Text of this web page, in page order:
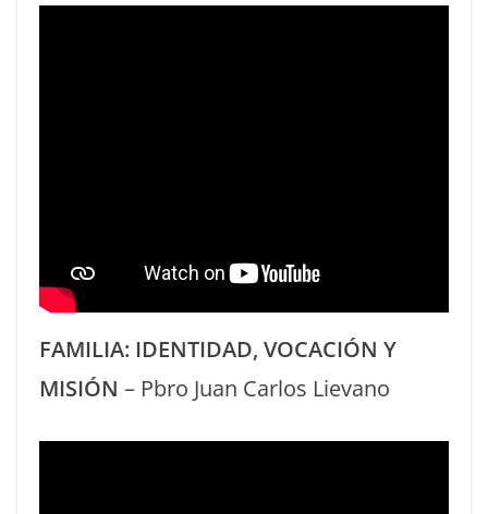
FAMILIA: IDENTIDAD, VOCACIÓN Y
MISIÓN – Pbro Juan Carlos Lievano